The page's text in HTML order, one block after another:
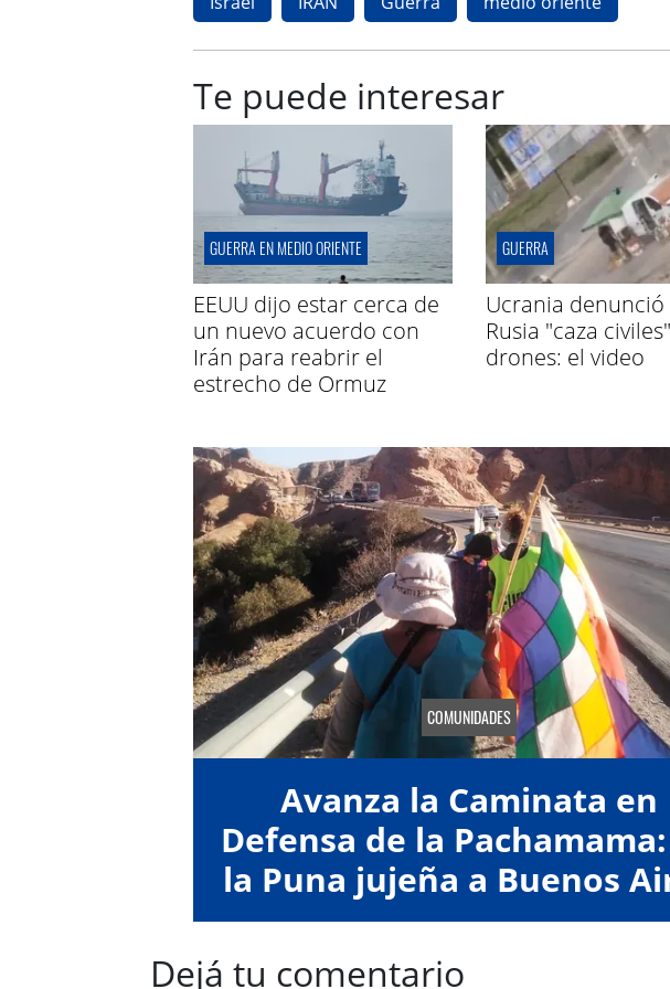
Te puede interesar
GUERRA EN MEDIO ORIENTE
EEUU dijo estar cerca de
un nuevo acuerdo con
Irán para reabrir el
estrecho de Ormuz
GUERRA
Ucrania denunció
Rusia "caza
drones: el video
COMUNIDADES
Avanza la Caminata en
Defensa de la
la Puna jujeña a Buenos
Dejá tu comentario